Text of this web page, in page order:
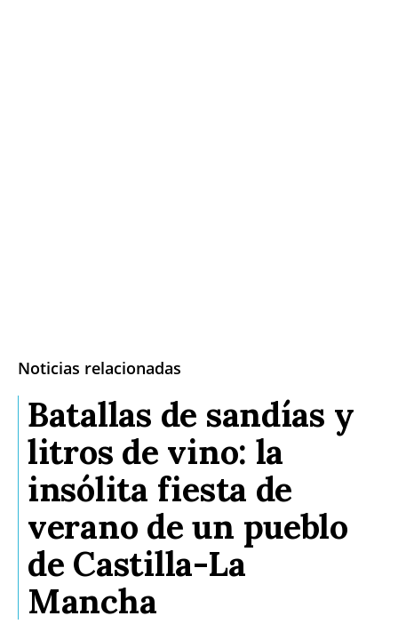
Noticias relacionadas
Batallas de sandías y
litros de vino: la
insólita fiesta de
verano de un pueblo
de Castilla-La
Mancha